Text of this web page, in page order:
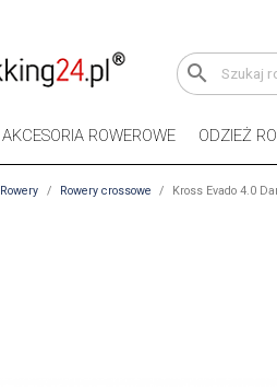
search
AKCESORIA ROWEROWE ODZIEŻ
Rowery Rowery crossowe Kross Evado 4.0